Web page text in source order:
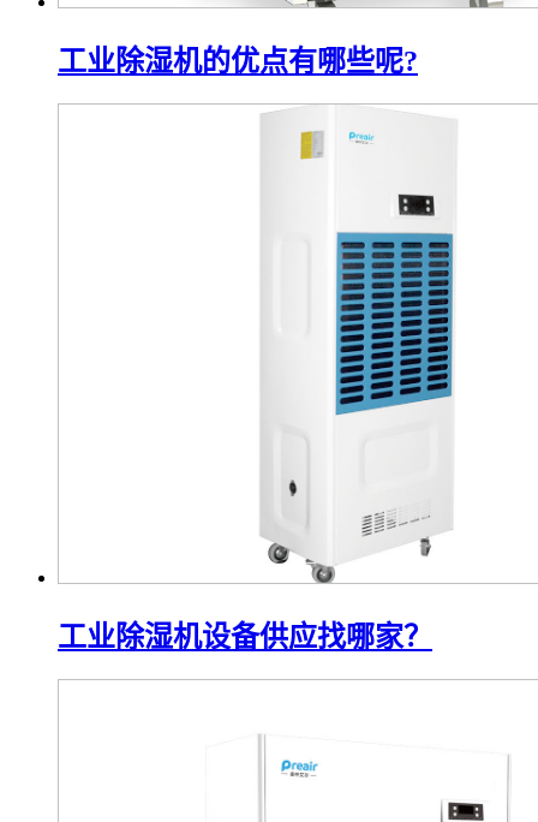
工业除湿机的优点有哪些呢?
工业除湿机设备供应找哪家？